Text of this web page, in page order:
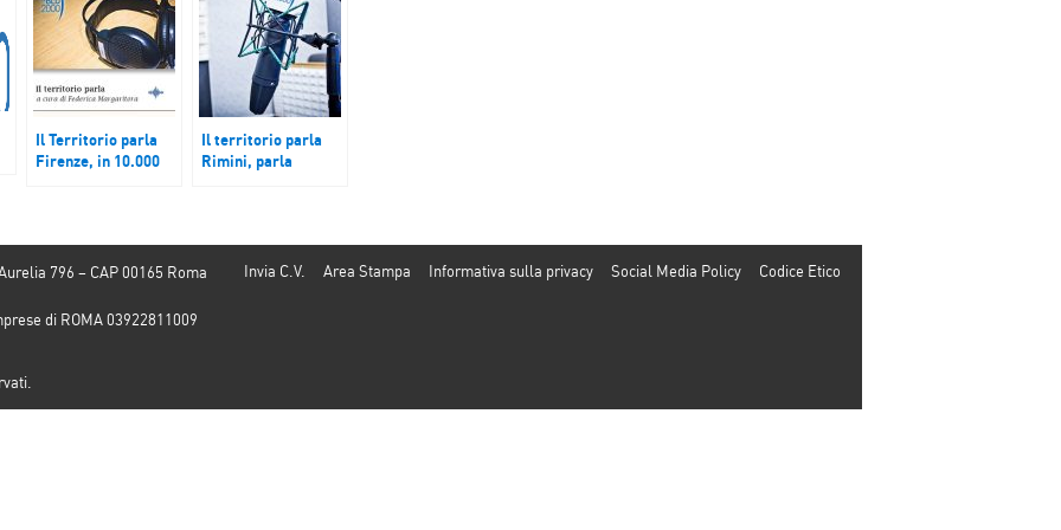
Il Territorio parla
Firenze, in 10.000
ancora incendi,
dolosi
Il territorio parla
Rimini, parla
che vale’; Macerata,
un quartoInvia C.V. Area Stampa Informativa sulla privacy Social Media Policy Codice Etico
796 – CAP 00165 Roma
di ROMA 03922811009